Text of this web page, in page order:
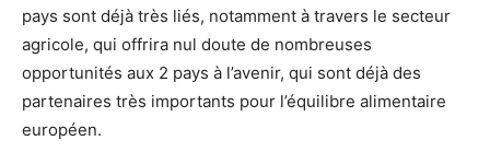
pays sont déjà très liés, notamment à travers le secteur
agricole, qui offrira nul doute de nombreuses
opportunités aux 2 pays à l’avenir, qui sont déjà des
partenaires très importants pour l’équilibre alimentaire
européen.